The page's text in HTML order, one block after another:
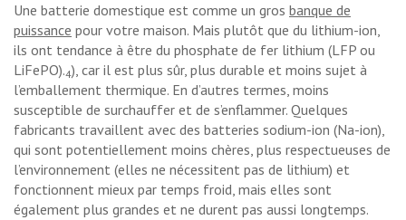
Une batterie domestique est comme un gros banque de
puissance pour votre maison. Mais plutôt que du lithium-ion,
ils ont tendance à être du phosphate de fer lithium (LFP ou
LiFePO).4), car il est plus sûr, plus durable et moins sujet à
l’emballement thermique. En d’autres termes, moins
susceptible de surchauffer et de s’enflammer. Quelques
fabricants travaillent avec des batteries sodium-ion (Na-ion),
qui sont potentiellement moins chères, plus respectueuses de
l’environnement (elles ne nécessitent pas de lithium) et
fonctionnent mieux par temps froid, mais elles sont
également plus grandes et ne durent pas aussi longtemps.